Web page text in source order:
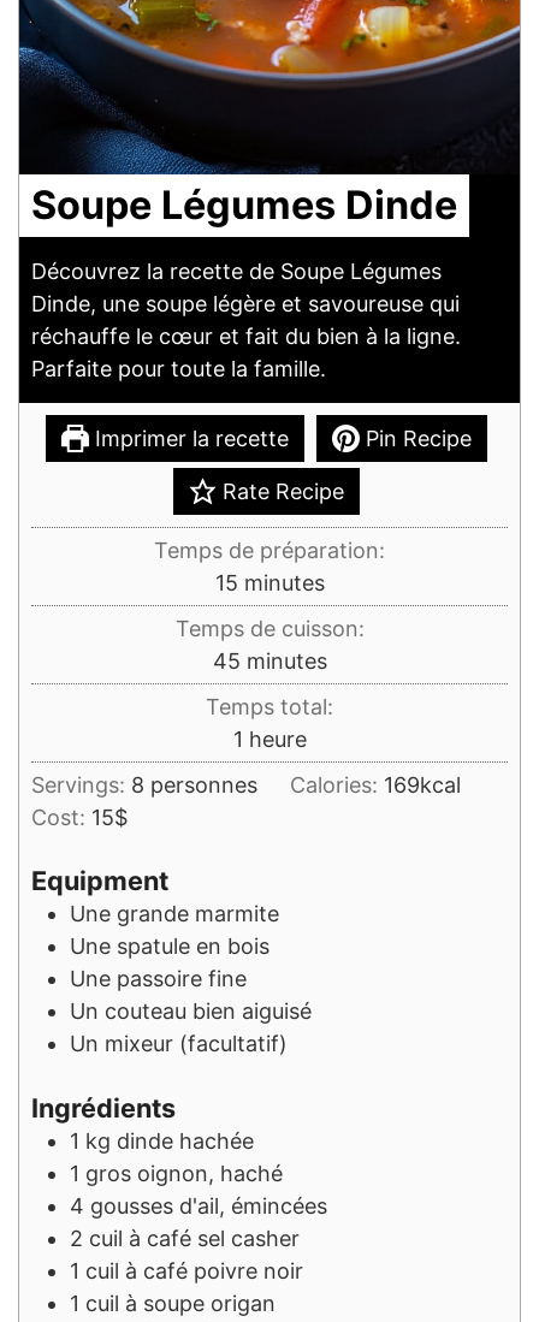
Soupe Légumes Dinde
Découvrez la recette de Soupe Légumes
Dinde, une soupe légère et savoureuse qui
réchauffe le cœur et fait du bien à la ligne.
Parfaite pour toute la famille.
Imprimer la recette Pin Recipe
Rate Recipe
Temps de préparation:
15minutes
minutes
Temps de cuisson:
45minutes
minutes
Temps total:
1 heure
heure
Servings: 8 personnes Calories: 169kcal
Cost: 15$
Equipment
Une grande marmite
Une spatule en bois
Une passoire fine
Un couteau bien aiguisé
Un mixeur (facultatif)
Ingrédients
1 kg dinde hachée
1 gros oignon, haché
4 gousses d'ail, émincées
2 cuil à café sel casher
1 cuil à café poivre noir
1 cuil à soupe origan